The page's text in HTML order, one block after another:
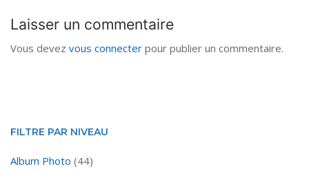
Laisser un commentaire
Vous devez vous connecter pour publier un commentaire.
FILTRE PAR NIVEAU
Album Photo (44)